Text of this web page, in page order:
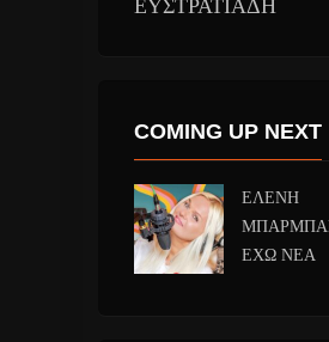
ΕΥΣΤΡΑΤΙΑΔΗ
COMING UP NEXT
ΕΛΕΝΗ
ΕΧΩ ΝΕΑ